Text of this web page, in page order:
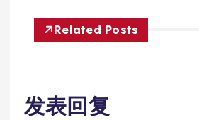
Related Posts
发表回复